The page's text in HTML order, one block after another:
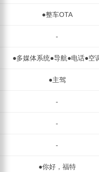
●整车OTA
-
●多媒体系统●导航●电话●空
●主驾
-
-
-
●你好，福特